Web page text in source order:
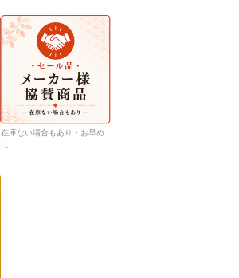
在庫ない場合もあり・お早め
に